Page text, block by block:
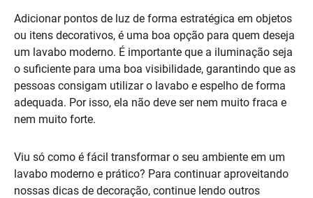
Adicionar pontos de luz de forma estratégica em objetos
ou itens decorativos, é uma boa opção para quem deseja
um lavabo moderno. É importante que a iluminação seja
o suficiente para uma boa visibilidade, garantindo que as
pessoas consigam utilizar o lavabo e espelho de forma
adequada. Por isso, ela não deve ser nem muito fraca e
nem muito forte.
Viu só como é fácil transformar o seu ambiente em um
lavabo moderno e prático? Para continuar aproveitando
nossas dicas de decoração, continue lendo outros